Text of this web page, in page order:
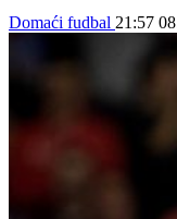
Domaći fudbal 21:57